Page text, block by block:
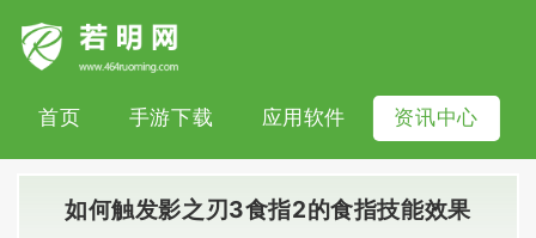
首页 手游下载 应用软件 资讯中心
如何触发影之刃3食指2的食指技能效果